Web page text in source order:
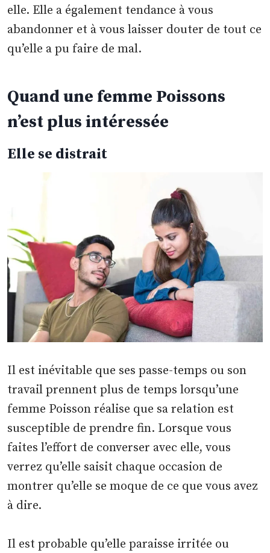
elle. Elle a également tendance à vous
abandonner et à vous laisser douter de tout ce
qu’elle a pu faire de mal.
Quand une femme Poissons
n’est plus intéressée
Elle se distrait
Il est inévitable que ses passe-temps ou son
travail prennent plus de temps lorsqu’une
femme Poisson réalise que sa relation est
susceptible de prendre fin. Lorsque vous
faites l’effort de converser avec elle, vous
verrez qu’elle saisit chaque occasion de
montrer qu’elle se moque de ce que vous avez
à dire.
Il est probable qu’elle paraisse irritée ou